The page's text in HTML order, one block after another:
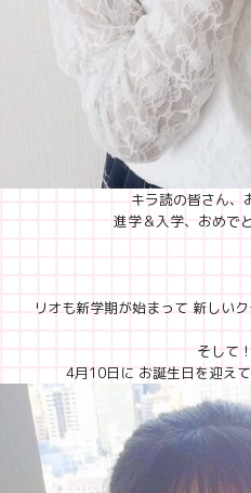
キラ読の皆さん、
進学＆入学、おめで
リオも新学期が始まって 新しい
そして
4月10日に お誕生日を迎え